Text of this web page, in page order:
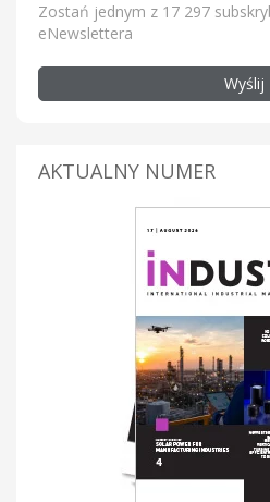
Zostań jednym z 17 297
eNewslettera
Wyślij
AKTUALNY NUMER